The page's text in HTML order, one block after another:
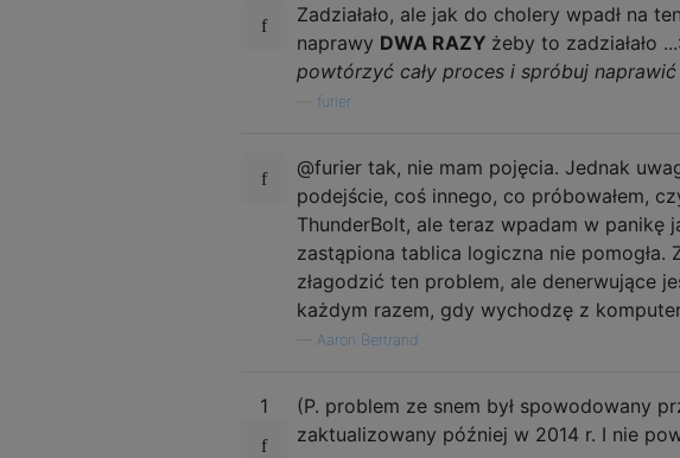
Zadziałało, ale jak do cholery wpadł na
naprawy DWA RAZY żeby to zadziałało
powtórzyć cały proces i spróbuj naprawić
furier
@furier tak, nie mam pojęcia. Jednak
podejście, coś innego, co próbowałem,
ThunderBolt, ale teraz wpadam w panikę
zastąpiona tablica logiczna nie pomogła.
złagodzić ten problem, ale denerwujące
każdym razem, gdy wychodzę z
Aaron Bertrand
1
(P. problem ze snem był spowodowany
zaktualizowany później w 2014 r. I nie